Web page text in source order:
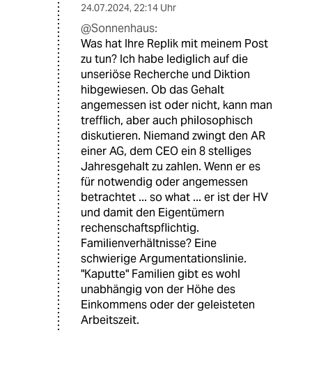
24.07.2024, 22:14 Uhr
@Sonnenhaus:
Was hat Ihre Replik mit meinem Post
zu tun? Ich habe lediglich auf die
unseriöse Recherche und Diktion
hibgewiesen. Ob das Gehalt
angemessen ist oder nicht, kann man
trefflich, aber auch philosophisch
diskutieren. Niemand zwingt den AR
einer AG, dem CEO ein 8 stelliges
Jahresgehalt zu zahlen. Wenn er es
für notwendig oder angemessen
betrachtet ... so what ... er ist der HV
und damit den Eigentümern
rechenschaftspflichtig.
Familienverhältnisse? Eine
schwierige Argumentationslinie.
"Kaputte" Familien gibt es wohl
unabhängig von der Höhe des
Einkommens oder der geleisteten
Arbeitszeit.